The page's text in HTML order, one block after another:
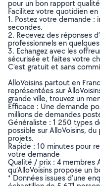
pour un bon rapport
Facilitez votre quotidien
1. Postez votre demande :
secondes.
2. Recevez des réponses
professionnels en
3. Echangez avec les
sécurisée et faites votre
C’est gratuit et sans
AlloVoisins partout en
représentées sur
grande ville, trouvez un
Efficace : Une demande
millions de demandes
Généraliste : 1 250 types
possible sur AlloVoisins,
projets.
Rapide : 10 minutes pour
votre demande
Qualité / prix : 4 membres
qu’AlloVoisins propose un
* Données issues d’une